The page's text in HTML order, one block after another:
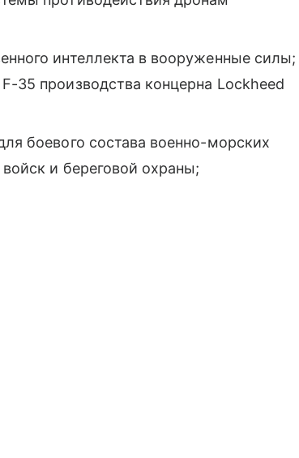
интеллекта в вооруженные силы;
35 производства концерна Lockheed
боевого состава военно-морских
и береговой охраны;